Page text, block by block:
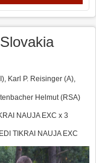
Karl P. Reisinger (A),
Helmut (RSA)
NAUJA EXC x 3
TIKRAI NAUJA EXC